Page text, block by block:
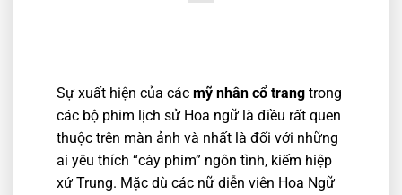
Sự xuất hiện của các mỹ nhân cổ trang trong
các bộ phim lịch sử Hoa ngữ là điều rất quen
thuộc trên màn ảnh và nhất là đối với những
ai yêu thích “cày phim” ngôn tình, kiếm hiệp
xứ Trung. Mặc dù các nữ diễn viên Hoa Ngữ